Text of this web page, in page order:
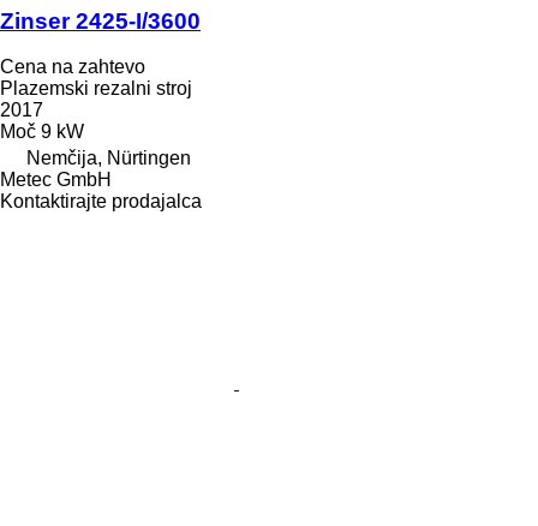
Zinser 2425-I/3600
Cena na zahtevo
Plazemski rezalni stroj
2017
Moč 9 kW
Nemčija, Nürtingen
Metec GmbH
Kontaktirajte prodajalca